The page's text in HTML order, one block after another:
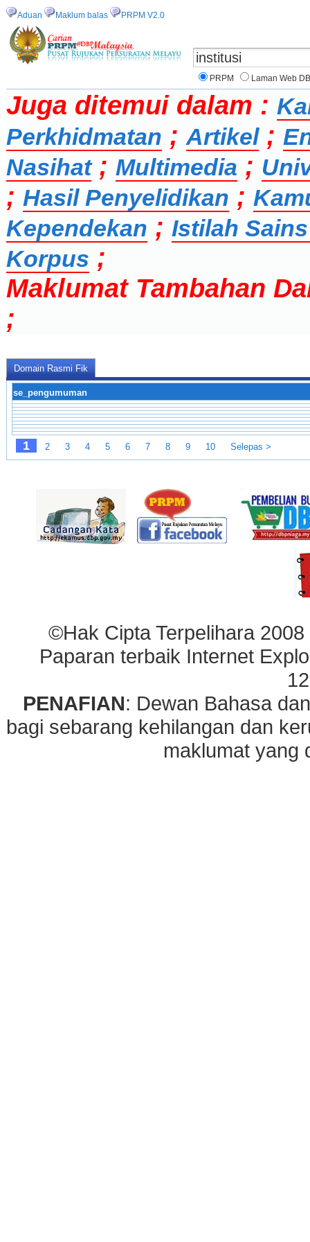
Aduan Maklum balas PRPM V2.0
PRPM Laman Web
Juga ditemui dalam :
Perkhidmatan ; Artikel;
Nasihat; Multimedia ;
; Hasil Penyelidikan ;
Kependekan ; Istilah
Korpus ;
Maklumat Tambahan
;
Domain Rasmi Fik
se_pengumuman
1 2 3 4 5 6 7 8 9 10 Selepas >
©Hak Cipta Terpelihara
Paparan terbaik Internet
PENAFIAN: Dewan Bahasa
bagi sebarang kehilangan dan
maklumat yang